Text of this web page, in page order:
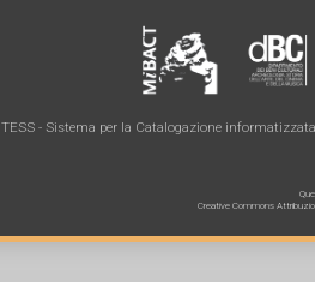
TESS - Sistema per la Catalogazione
Creative Commons